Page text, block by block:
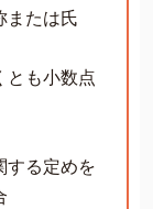
または氏
とも小数点
する定めを